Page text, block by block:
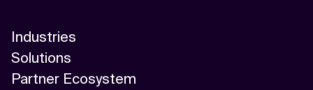
Industries
Solutions
Partner Ecosystem